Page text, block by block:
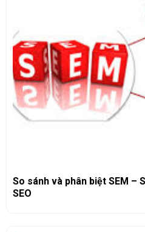
So sánh và phân biệt SEM –
SEO